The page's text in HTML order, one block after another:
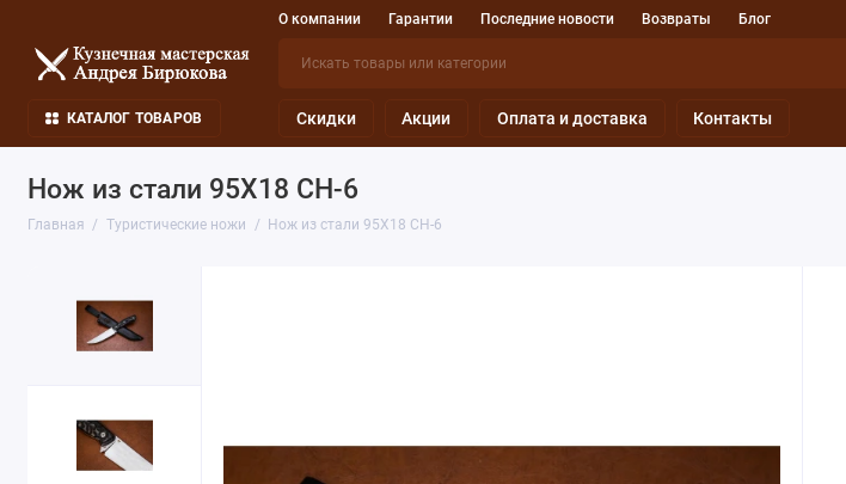
О компании Гарантии Последние новости Возвраты Блог
КАТАЛОГ ТОВАРОВ Скидки Акции Оплата и доставка Контакты
Нож из стали 95Х18 СН-6
Главная Туристические ножи Нож из стали 95Х18 СН-6